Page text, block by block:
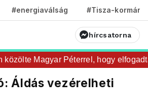
#energiaválság #Tisza-kormány
hírcsatorna
Magyar Péterrel, hogy elfogadta
Áldás vezérelheti